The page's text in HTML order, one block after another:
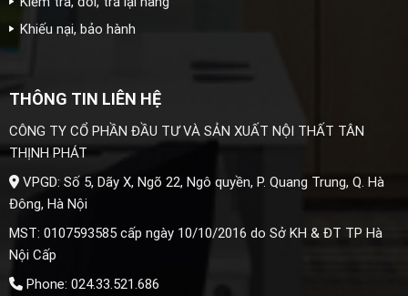
Khiếu nại, bảo hành
THÔNG TIN LIÊN HỆ
CÔNG TY CỔ PHẦN ĐẦU TƯ VÀ SẢN XUẤT NỘI THẤT TÂN
THỊNH PHÁT
VPGD: Số 5, Dãy X, Ngõ 22, Ngô quyền, P. Quang Trung, Q. Hà
Đông, Hà Nội
MST: 0107593585 cấp ngày 10/10/2016 do Sở KH & ĐT TP Hà
Nội Cấp
Phone: 024.33.521.686